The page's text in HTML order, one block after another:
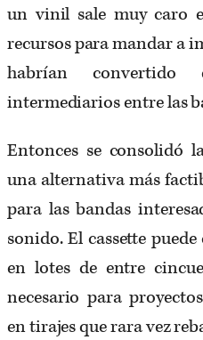
un vinil sale muy caro
recursos para mandar a
habrían
intermediarios entre las
Entonces se consolidó
una alternativa más
para las bandas
sonido. El cassette
en lotes de entre
necesario para
en tirajes que rara vez